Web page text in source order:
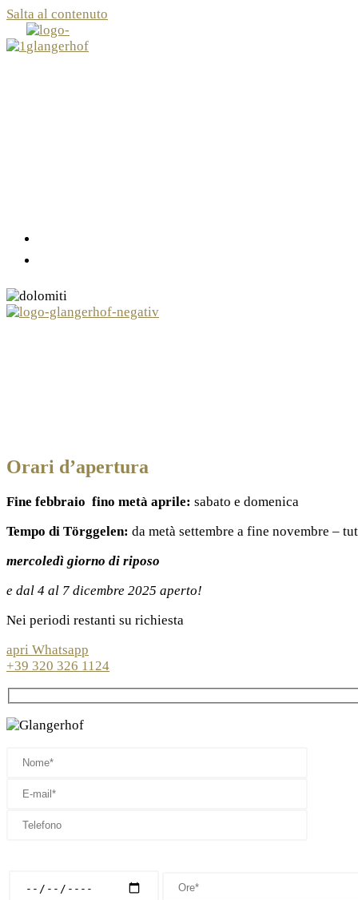
Salta al contenuto
Orari d’apertura
Fine febbraio fino metà aprile: sabato e domenica
Tempo di Törggelen: da metà settembre a fine novembre –
mercoledì giorno di riposo
e dal 4 al 7 dicembre 2025 aperto!
Nei periodi restanti su richiesta
apri Whatsapp
+39 320 326 1124